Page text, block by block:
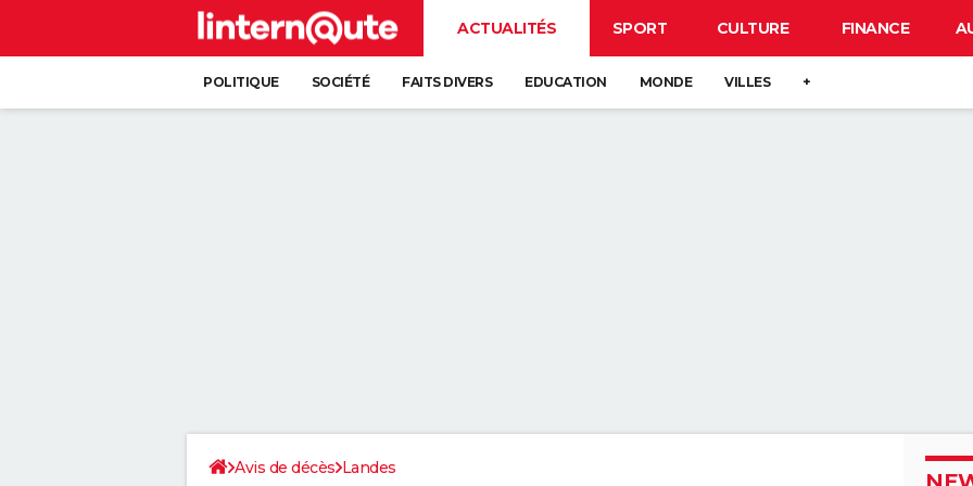
ACTUALITÉS SPORT CULTURE FINANCE
POLITIQUE SOCIÉTÉ FAITS DIVERS EDUCATION MONDE VILLES +
Avis de décès Landes